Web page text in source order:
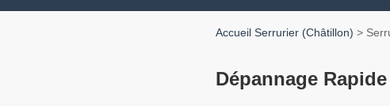
Accueil Serrurier (Châtillon) >
Dépannage